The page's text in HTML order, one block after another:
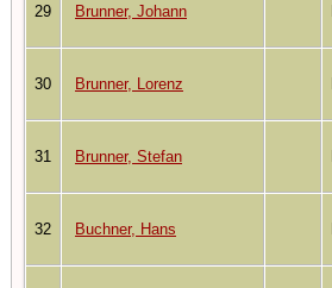
29 Brunner, Johann
30 Brunner, Lorenz
31 Brunner, Stefan
32 Buchner, Hans